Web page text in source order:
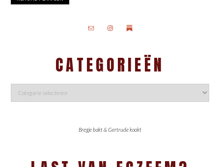
CATEGORIEËN
Bregje bakt & Gertrude kookt